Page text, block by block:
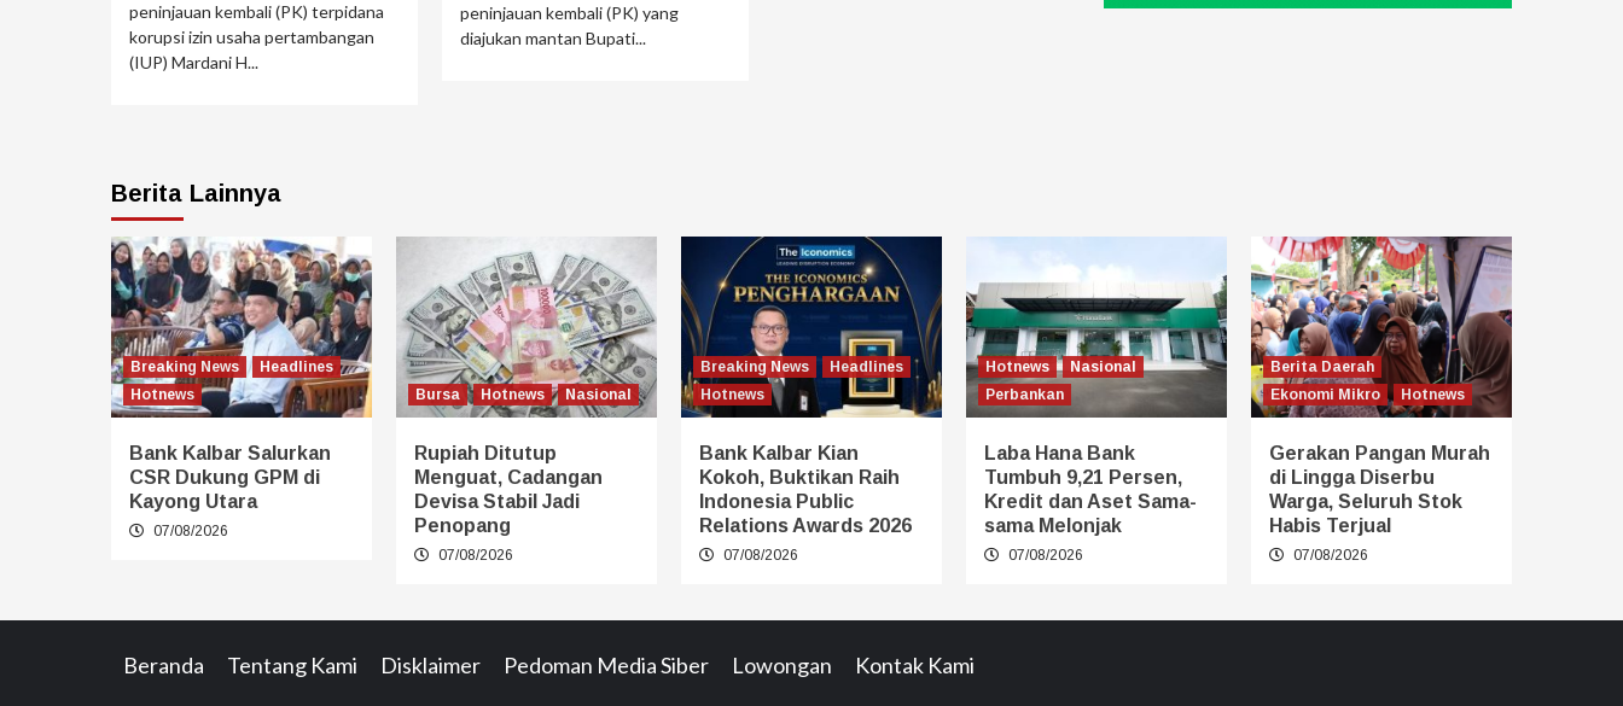
peninjauan kembali (PK) terpidana
korupsi izin usaha pertambangan
(IUP) Mardani H...
peninjauan kembali (PK) yang
diajukan mantan Bupati...
Berita Lainnya
Breaking News
Headlines
Hotnews
Bank Kalbar Salurkan
CSR Dukung GPM di
Kayong Utara
07/08/2026
Bursa Hotnews Nasional
Rupiah Ditutup
Menguat, Cadangan
Devisa Stabil Jadi
Penopang
07/08/2026
Breaking News
Headlines
Hotnews
Bank Kalbar Kian
Kokoh, Buktikan Raih
Indonesia Public
Relations Awards 2026
07/08/2026
Hotnews
Nasional
Perbankan
Laba Hana Bank
Tumbuh 9,21 Persen,
Kredit dan Aset Sama-
sama Melonjak
07/08/2026
Berita Daerah
Ekonomi Mikro
Hotnews
Gerakan Pangan Murah
di Lingga Diserbu
Warga, Seluruh Stok
Habis Terjual
07/08/2026
Beranda Tentang Kami Disklaimer Pedoman Media Siber Lowongan Kontak Kami